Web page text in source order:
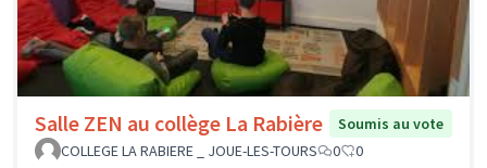
Salle ZEN au collège La Rabière
Soumis au vote
COLLEGE LA RABIERE _ JOUE-LES-TOURS
0 0